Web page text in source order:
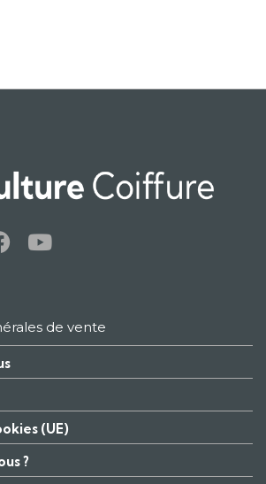
de vente
(UE)
?